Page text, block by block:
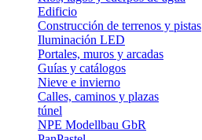
Edificio
Construcción de terrenos y pistas
Iluminación LED
Portales, muros y arcadas
Guías y catálogos
Nieve e invierno
Calles, caminos y plazas
túnel
NPE Modellbau GbR